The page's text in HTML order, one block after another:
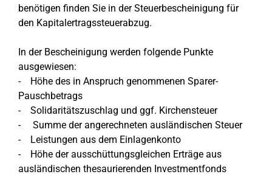
benötigen finden Sie in der Steuerbescheinigung für
den Kapitalertragssteuerabzug.
In der Bescheinigung werden folgende Punkte
ausgewiesen:
- Höhe des in Anspruch genommenen Sparer-
Pauschbetrags
- Solidaritätszuschlag und ggf. Kirchensteuer
- Summe der angerechneten ausländischen Steuer
- Leistungen aus dem Einlagenkonto
- Höhe der ausschüttungsgleichen Erträge aus
ausländischen thesaurierenden Investmentfonds